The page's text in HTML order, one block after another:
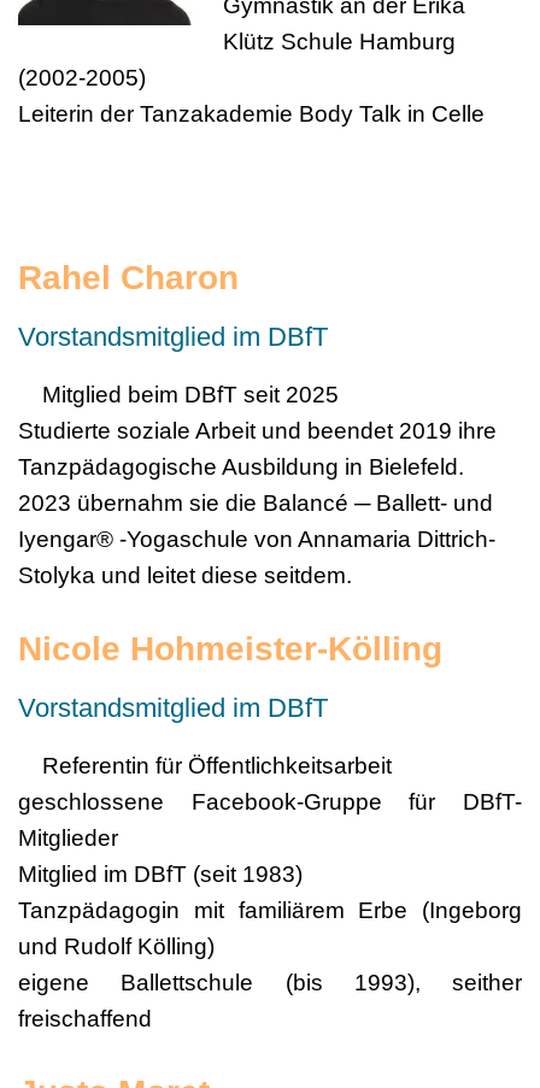
Gymnastik an der Erika
Klütz Schule Hamburg
(2002-2005)
Leiterin der Tanzakademie Body Talk in Celle
Rahel Charon
Vorstandsmitglied im DBfT
Mitglied beim DBfT seit 2025
Studierte soziale Arbeit und beendet 2019 ihre
Tanzpädagogische Ausbildung in Bielefeld.
2023 übernahm sie die Balancé ─ Ballett- und
Iyengar® -Yogaschule von Annamaria Dittrich-
Stolyka und leitet diese seitdem.
Nicole Hohmeister-Kölling
Vorstandsmitglied im DBfT
Referentin für Öffentlichkeitsarbeit
geschlossene Facebook-Gruppe für DBfT-
Mitglieder
Mitglied im DBfT (seit 1983)
Tanzpädagogin mit familiärem Erbe (Ingeborg
und Rudolf Kölling)
eigene Ballettschule (bis 1993), seither
freischaffend